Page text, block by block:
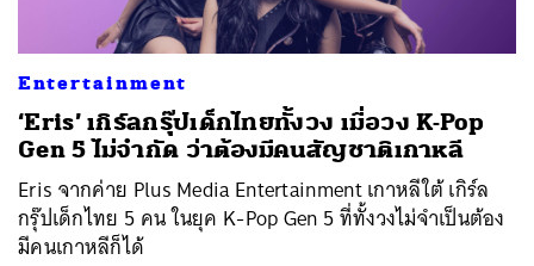
Entertainment
‘Eris’ เกิร์ลกรุ๊ปเด็กไทยทั้งวง เมื่อวง K-Pop
Gen 5 ไม่จำกัด ว่าต้องมีคนสัญชาติเกาหลี
Eris จากค่าย Plus Media Entertainment เกาหลีใต้ เกิร์ล
กรุ๊ปเด็กไทย 5 คน ในยุค K-Pop Gen 5 ที่ทั้งวงไม่จำเป็นต้อง
มีคนเกาหลีก็ได้